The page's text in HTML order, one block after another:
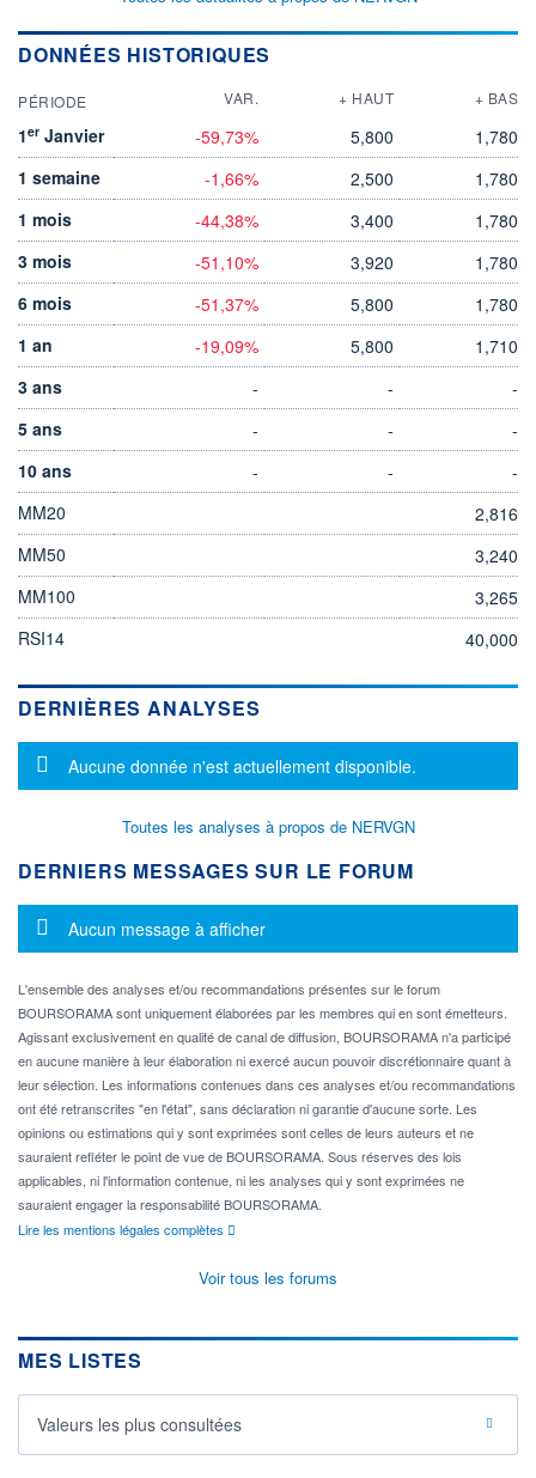
DONNÉES HISTORIQUES
PÉRIODE VAR. + HAUT + BAS
1er Janvier -59,73% 5,800
1,780
1 semaine
-1,66% 2,500
1,780
1 mois
-44,38% 3,400
1,780
3 mois
-51,10% 3,920
1,780
6 mois
-51,37% 5,800
1,780
1 an
-19,09% 5,800
1,710
3 ans
- -
-
5 ans
- -
-
10 ans
- -
-
MM20
2,816
MM50
3,240
MM100
3,265
RSI14
40,000
DERNIÈRES ANALYSES
Message d'information
Aucune donnée n'est actuellement disponible.
Toutes les analyses à propos de NERVGN
DERNIERS MESSAGES SUR LE FORUM
Message d'information
Aucun message à afficher
L'ensemble des analyses et/ou recommandations présentes sur le forum
BOURSORAMA sont uniquement élaborées par les membres qui en sont émetteurs.
Agissant exclusivement en qualité de canal de diffusion, BOURSORAMA n'a participé
en aucune manière à leur élaboration ni exercé aucun pouvoir discrétionnaire quant à
leur sélection. Les informations contenues dans ces analyses et/ou recommandations
ont été retranscrites "en l'état", sans déclaration ni garantie d'aucune sorte. Les
opinions ou estimations qui y sont exprimées sont celles de leurs auteurs et ne
sauraient refléter le point de vue de BOURSORAMA. Sous réserves des lois
applicables, ni l'information contenue, ni les analyses qui y sont exprimées ne
sauraient engager la responsabilité BOURSORAMA.
Lire les mentions légales complètes
Voir tous les forums
MES LISTES
Valeurs les plus consultées